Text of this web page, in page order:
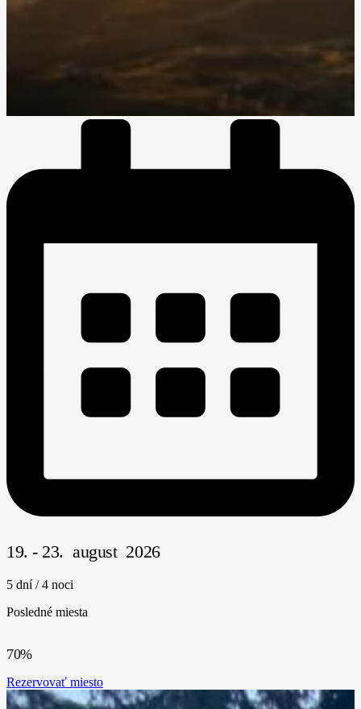
19. - 23. august 2026
5 dní / 4 noci
Posledné miesta
70%
Rezervovať miesto